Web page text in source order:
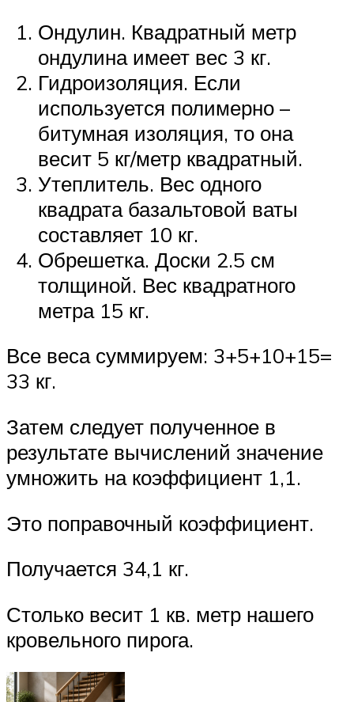
Ондулин. Квадратный метр
ондулина имеет вес 3 кг.
Гидроизоляция. Если
используется полимерно –
битумная изоляция, то она
весит 5 кг/метр квадратный.
Утеплитель. Вес одного
квадрата базальтовой ваты
составляет 10 кг.
Обрешетка. Доски 2.5 см
толщиной. Вес квадратного
метра 15 кг.
Все веса суммируем: 3+5+10+15=
33 кг.
Затем следует полученное в
результате вычислений значение
умножить на коэффициент 1,1.
Это поправочный коэффициент.
Получается 34,1 кг.
Столько весит 1 кв. метр нашего
кровельного пирога.